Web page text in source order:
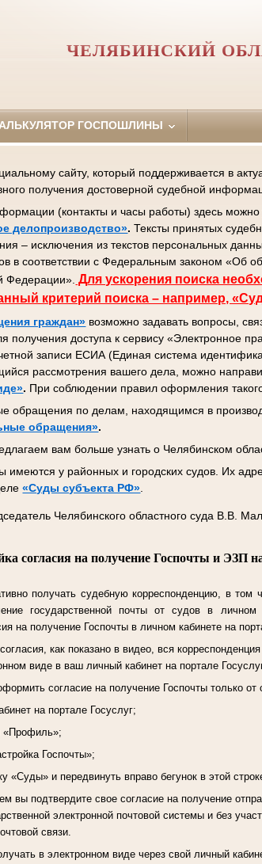
ЧЕЛЯБИНСКИЙ
ГОСПОШЛИНЫ
сайту, который поддерживается в
получения достоверной судебной
(контакты и часы работы) здесь можно
делопроизводство». Тексты принятых
– исключения из текстов персональных
в соответствии с Федеральным законом «Об
Федерации». Для ускорения поиска
критерий поиска – например,
граждан» возможно задавать вопросы,
получения доступа к сервису «Электронное
записи ЕСИА (Единая система
рассмотрения вашего дела, можно
. При соблюдении правил оформления
обращения по делам, находящимся в
обращения».
вам больше узнать о Челябинском
имеются у районных и городских судов. Их
«Суды субъекта РФ».
Челябинского областного суда В.В.
согласия на получение Госпочты и ЭЗП
получать судебную корреспонденцию, в
государственной почты от судов в
на получение Госпочты в личном кабинете на
как показано в видео, вся
виде в ваш личный кабинет на портале
согласие на получение Госпочты только
на портале Госуслуг;
«Профиль»;
Госпочты»;
«Суды» и передвинуть вправо бегунок в этой
вы подтвердите свое согласие на получение
электронной почтовой системы и без
связи.
в электронном виде через свой личный